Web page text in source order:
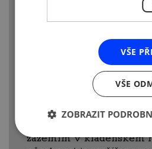
Firma BEZNOSKA, s.r.o.
rodinným podnikem,
vede a řídí již třetí
Petr Milata a obchodní
zázemím v kladenském
VŠE
VŠE
ZOBRAZIT